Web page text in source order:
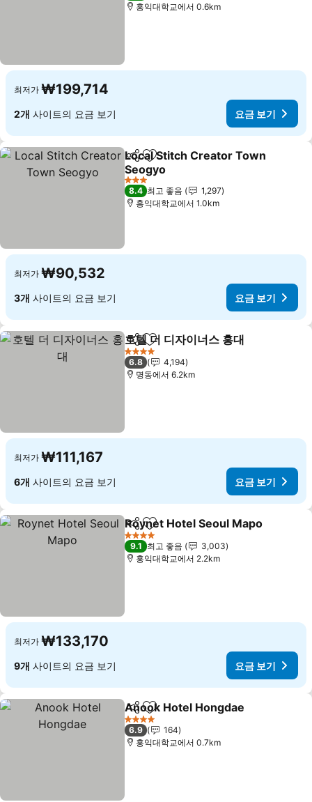
홍익대학교에서 0.6km
최저가 ₩199,714
2개 사이트의 요금 보기 요금 보기
공유 즐겨찾기에 추가
Local Stitch Creator Town
Seogyo
요금 보기
3 성급
8.4 최고 좋음
1,297
홍익대학교에서 1.0km
최저가 ₩90,532
3개 사이트의 요금 보기 요금 보기
공유 즐겨찾기에 추가
호텔 더 디자이너스 홍대
4 성급
6.8
4,194
명동에서 6.2km
최저가 ₩111,167
6개 사이트의 요금 보기 요금 보기
공유 즐겨찾기에 추가
Roynet Hotel Seoul Mapo
4 성급
9.1 최고 좋음
3,003
홍익대학교에서 2.2km
최저가 ₩133,170
9개 사이트의 요금 보기 요금 보기
공유 즐겨찾기에 추가
Anook Hotel Hongdae
4 성급
6.9
164
홍익대학교에서 0.7km